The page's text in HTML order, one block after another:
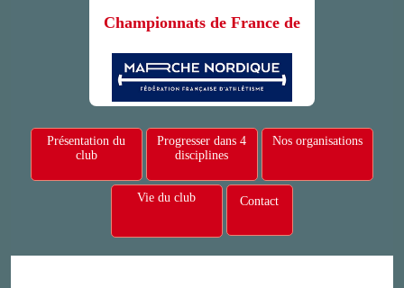
Championnats de France de
Présentation du
club
Progresser dans 4
disciplines
Nos organisations
Vie du club Contact